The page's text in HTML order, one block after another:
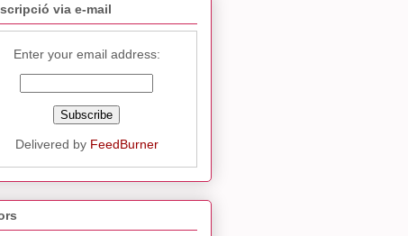
via e-mail
Enter your email address:
Delivered by FeedBurner